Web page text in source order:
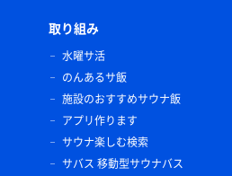
取り組み
水曜サ活
のんあるサ飯
施設のおすすめサウナ飯
アプリ作ります
サウナ楽しむ検索
サバス 移動型サウナバス